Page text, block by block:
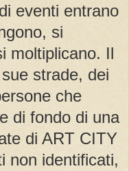
eventi entrano
si
moltiplicano. Il
strade, dei
che
di fondo di una
di ART CITY
non identificati,